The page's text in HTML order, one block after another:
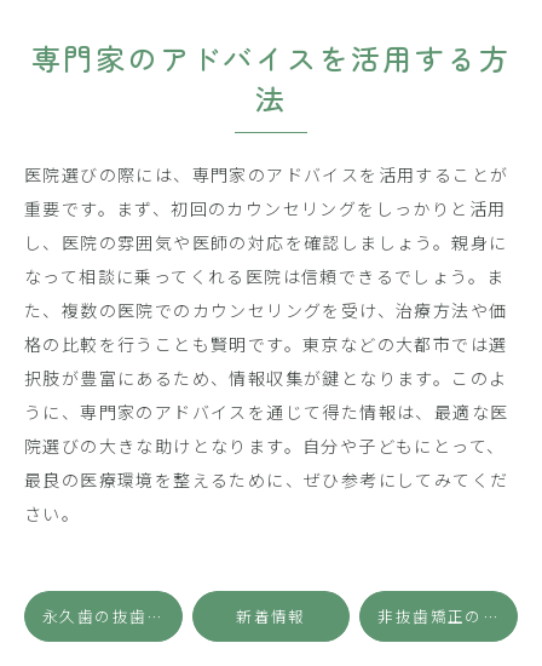
専門家のアドバイスを活用する方
法
医院選びの際には、専門家のアドバイスを活用することが
重要です。まず、初回のカウンセリングをしっかりと活用
し、医院の雰囲気や医師の対応を確認しましょう。親身に
なって相談に乗ってくれる医院は信頼できるでしょう。ま
た、複数の医院でのカウンセリングを受け、治療方法や価
格の比較を行うことも賢明です。東京などの大都市では選
択肢が豊富にあるため、情報収集が鍵となります。このよ
うに、専門家のアドバイスを通じて得た情報は、最適な医
院選びの大きな助けとなります。自分や子どもにとって、
最良の医療環境を整えるために、ぜひ参考にしてみてくだ
さい。
永久歯の抜歯がもたらす潜在的なデメリットとその影響を理解する 新着情報 非抜歯矯正の効果は？そのメカニズムと実践事例を徹底解説